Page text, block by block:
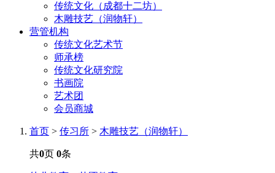
传统文化（成都十二坊）
木雕技艺（润物轩）
营管机构
传统文化艺术节
师承榜
传统文化研究院
书画院
艺术团
会员商城
首页 > 传习所 > 木雕技艺（润物轩）
共0页 0条